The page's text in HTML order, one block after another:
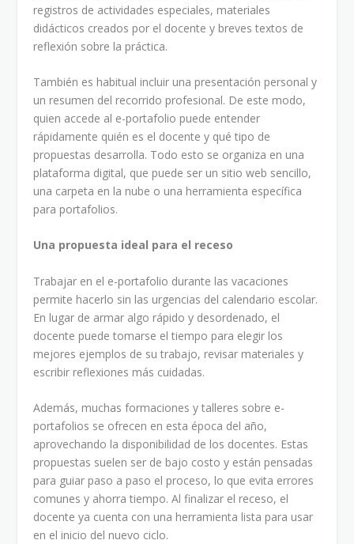
registros de actividades especiales, materiales
didácticos creados por el docente y breves textos de
reflexión sobre la práctica.
También es habitual incluir una presentación personal y
un resumen del recorrido profesional. De este modo,
quien accede al e-portafolio puede entender
rápidamente quién es el docente y qué tipo de
propuestas desarrolla. Todo esto se organiza en una
plataforma digital, que puede ser un sitio web sencillo,
una carpeta en la nube o una herramienta específica
para portafolios.
Una propuesta ideal para el receso
Trabajar en el e-portafolio durante las vacaciones
permite hacerlo sin las urgencias del calendario escolar.
En lugar de armar algo rápido y desordenado, el
docente puede tomarse el tiempo para elegir los
mejores ejemplos de su trabajo, revisar materiales y
escribir reflexiones más cuidadas.
Además, muchas formaciones y talleres sobre e-
portafolios se ofrecen en esta época del año,
aprovechando la disponibilidad de los docentes. Estas
propuestas suelen ser de bajo costo y están pensadas
para guiar paso a paso el proceso, lo que evita errores
comunes y ahorra tiempo. Al finalizar el receso, el
docente ya cuenta con una herramienta lista para usar
en el inicio del nuevo ciclo.